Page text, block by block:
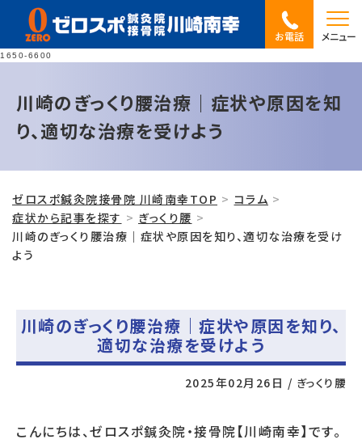
1650-6600
お電話 メニュー
川崎のぎっくり腰治療｜症状や原因を知
り、適切な治療を受けよう
ゼロスポ鍼灸院接骨院 川崎南幸TOP
コラム
症状から記事を探す
ぎっくり腰
川崎のぎっくり腰治療｜症状や原因を知り、適切な治療を受け
よう
川崎のぎっくり腰治療｜症状や原因を知り、
適切な治療を受けよう
2025年02月26日 / ぎっくり腰
こんにちは、ゼロスポ鍼灸院・接骨院【川崎南幸】です。